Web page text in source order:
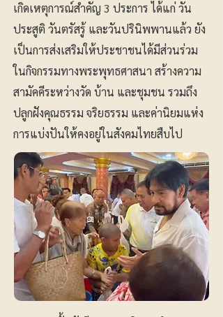
เกิดเหตุการณ์สำคัญ 3 ประการ ได้แก่ วัน
ประสูติ วันตรัสรู้ และวันปรินิพพานแล้ว ยัง
เป็นการส่งเสริมให้ประชาชนได้มีส่วนร่วม
ในกิจกรรมทางพระพุทธศาสนา สร้างความ
สามัคคีระหว่างวัด บ้าน และชุมชน รวมถึง
ปลูกฝังคุณธรรม จริยธรรม และค่านิยมแห่ง
การแบ่งปันให้คงอยู่ในสังคมไทยสืบไป